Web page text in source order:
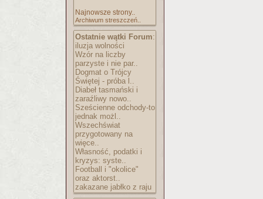
Najnowsze strony..
Archiwum streszczeń..
Ostatnie wątki Forum:
iluzja wolności
Wzór na liczby
parzyste i nie par..
Dogmat o Trójcy
Świętej - próba l..
Diabeł tasmański i
zaraźliwy nowo..
Sześcienne odchody-to
jednak możl..
Wszechświat
przygotowany na
więce..
Własność, podatki i
kryzys: syste..
Football i "okolice"
oraz aktorst..
zakazane jabłko z raju